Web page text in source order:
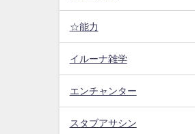
☆能力
イルーナ雑学
エンチャンター
スタブアサシン